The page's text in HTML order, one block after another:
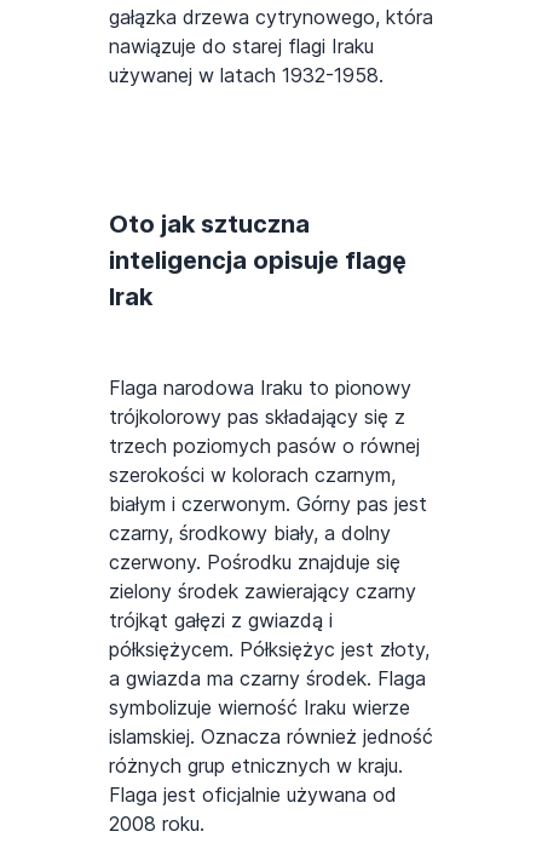
gałązka drzewa cytrynowego, która
nawiązuje do starej flagi Iraku
używanej w latach 1932-1958.
Oto jak sztuczna
inteligencja opisuje flagę
Irak
Flaga narodowa Iraku to pionowy
trójkolorowy pas składający się z
trzech poziomych pasów o równej
szerokości w kolorach czarnym,
białym i czerwonym. Górny pas jest
czarny, środkowy biały, a dolny
czerwony. Pośrodku znajduje się
zielony środek zawierający czarny
trójkąt gałęzi z gwiazdą i
półksiężycem. Półksiężyc jest złoty,
a gwiazda ma czarny środek. Flaga
symbolizuje wierność Iraku wierze
islamskiej. Oznacza również jedność
różnych grup etnicznych w kraju.
Flaga jest oficjalnie używana od
2008 roku.